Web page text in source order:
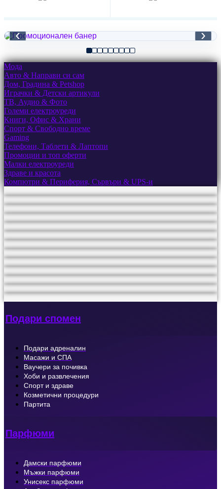
‹ ›
Мода
Авто & Направи си сам
Дом, Градина & Petshop
Играчки & Детски артикули
ТВ, Аудио & Фото
Големи електроуреди
Книги, Офис & Храни
Спорт & Свободно време
Gaming
Телефони, Таблети & Лаптопи
Промоции и топ оферти
Малки електроуреди
Здраве и красота
Компютри & Периферия, Сървъри & UPS-и
Подари спомен
Подари адреналин
Масажи и СПА
Ваучери за почивка
Хоби и развлечения
Спорт и здраве
Козметични процедури
Партита
Парфюми
Дамски парфюми
Мъжки парфюми
Унисекс парфюми